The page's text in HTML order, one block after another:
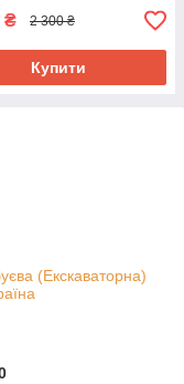
₴ 2 300 ₴
Купити
(Екскаваторна)